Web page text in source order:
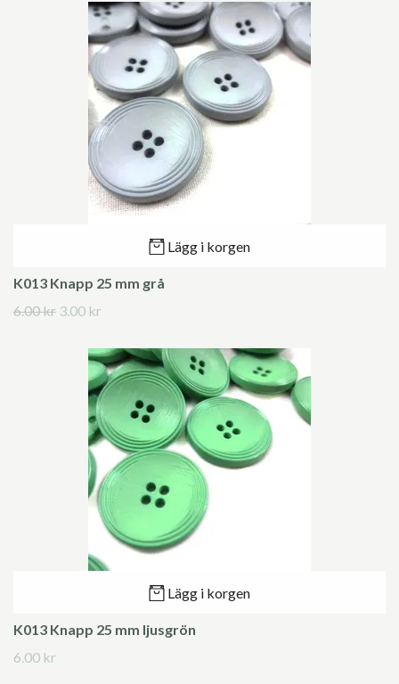
Lägg i korgen
K013 Knapp 25 mm grå
6.00 kr 3.00 kr
Lägg i korgen
K013 Knapp 25 mm ljusgrön
6.00 kr